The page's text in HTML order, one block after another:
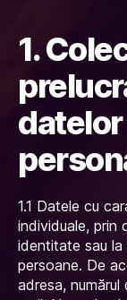
1.
1.1 Datele cu
individuale, prin
identitate sau la
persoane. De
adresa,